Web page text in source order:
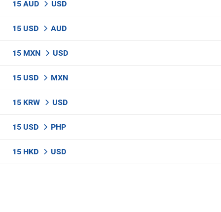
15 AUD USD
15 USD AUD
15 MXN USD
15 USD MXN
15 KRW USD
15 USD PHP
15 HKD USD